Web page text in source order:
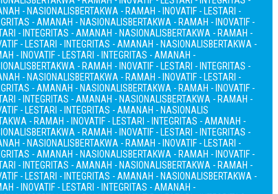
- NASIONALISBERTAKWA - RAMAH - INOVATIF - LESTARI -
- AMANAH - NASIONALISBERTAKWA - RAMAH - INOVATIF -
- INTEGRITAS - AMANAH - NASIONALISBERTAKWA - RAMAH -
- LESTARI - INTEGRITAS - AMANAH - NASIONALISBERTAKWA -
- INOVATIF - LESTARI - INTEGRITAS - AMANAH -
BERTAKWA - RAMAH - INOVATIF - LESTARI - INTEGRITAS -
- NASIONALISBERTAKWA - RAMAH - INOVATIF - LESTARI -
- AMANAH - NASIONALISBERTAKWA - RAMAH - INOVATIF -
- INTEGRITAS - AMANAH - NASIONALISBERTAKWA - RAMAH -
- LESTARI - INTEGRITAS - AMANAH - NASIONALIS
- RAMAH - INOVATIF - LESTARI - INTEGRITAS - AMANAH -
BERTAKWA - RAMAH - INOVATIF - LESTARI - INTEGRITAS -
- NASIONALISBERTAKWA - RAMAH - INOVATIF - LESTARI -
- AMANAH - NASIONALISBERTAKWA - RAMAH - INOVATIF -
- INTEGRITAS - AMANAH - NASIONALISBERTAKWA - RAMAH -
- LESTARI - INTEGRITAS - AMANAH - NASIONALISBERTAKWA -
- INOVATIF - LESTARI - INTEGRITAS - AMANAH -